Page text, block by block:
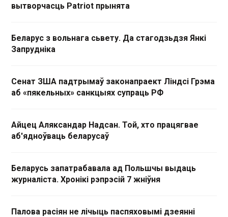
вытворчасць Patriot прынята
Беларус з вольнага сьвету. Да стагодзьдзя Янкі
Запрудніка
Сенат ЗША падтрымаў законапраект Ліндсі Грэма
аб «пякельных» санкцыях супраць РФ
Айцец Аляксандар Надсан. Той, хто працягвае
аб'ядноўваць беларусаў
Беларусь запатрабавала ад Польшчы выдаць
журналіста. Хронікі рэпрэсій 7 жніўня
Палова расіян не лічыць паспяховымі дзеянні